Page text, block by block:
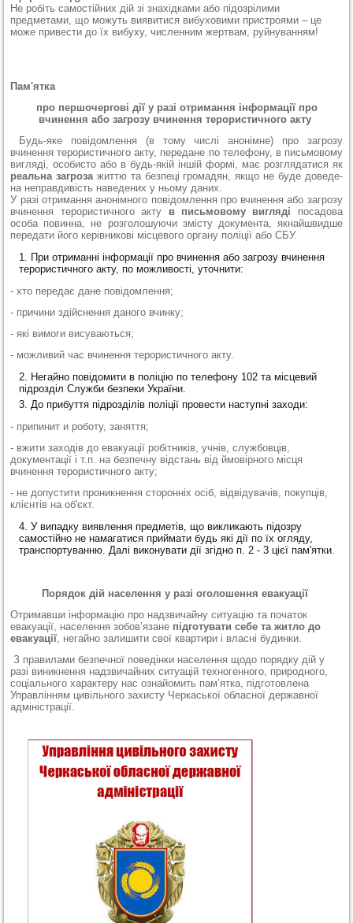
Не робіть самостійних дій зі знахідками або підозрілими
предметами, що можуть виявитися вибуховими пристроями – це
може привести до їх вибуху, численним жертвам, руйнуванням!
про першочергові дії у разі отримання інформації про
вчинення або загрозу вчинення терористичного акту
Будь-­яке по­ві­до­м­лен­ня (в то­му чи­с­лі ано­ні­м­не) про загрозу
вчинення терористичного акту, пе­ре­да­не по те­ле­фо­ну, в пи­сь­мо­во­му
ви­гля­ді, осо­би­с­то або в будь-якій іншій формі, має роз­г­ля­да­ти­ся як
ре­аль­на за­гро­за жит­тю та без­пе­ці громадян, як­що не бу­де до­ве­де­
на не­пра­в­ди­вість на­веде­них у ньо­му да­них.
У разі отриман­ня анонімного повідомлення про вчинення або загрозу
вчинення терористичного акту
в пи­сь­мо­во­му ви­гля­ді
посадова
особа по­ви­нна, не роз­го­ло­шу­ю­чи змі­с­ту до­ку­мен­та, як­най­швид­ше
пе­ре­да­ти йо­го керівникові місцевого органу поліції або СБУ.
При отриманні інформації про вчинення або загрозу вчинення
терористичного акту, по можливості, уточнити:
- хто передає дане повідомлення;
- причини здійснення даного вчинку;
- які вимоги висуваються;
- можливий час вчинення терористичного акту.
Негайно повідомити в поліцію по телефону 102 та місцевий
підрозділ Служби безпеки України.
До прибуття підрозділів поліції провести наступні заходи:
- припинит и роботу, заняття;
- вжити заходів до евакуації робітників, учнів, службовців,
документації і т.п. на безпечну відстань від ймовірного місця
вчинення терористичного акту;
- не допустити проникнення сторонніх осіб, відвідувачів, покупців,
клієнтів на об'єкт.
У випадку виявлення предметів, що викликають підозру
самостійно не намагатися приймати будь які дії по їх огляду,
транспортуванню. Далі виконувати дії згідно п. 2 - 3 цієї пам'ятки.
Порядок дій населення у разі оголошення евакуації
Отримавши інформацію про надзвичайну ситуацію та початок
евакуації, населення зобов’язане підготувати себе та житло до
евакуації негайно залишити свої квартири і власні будинки.
З правилами безпечної поведінки населення щодо порядку дій у
разі виникнення надзвичайних ситуацій техногенного природного
соціального характеру нас ознайомить пам’ятка , підготовлена
Управлінням цивільного захисту Черкаської обласної державної
адміністрації